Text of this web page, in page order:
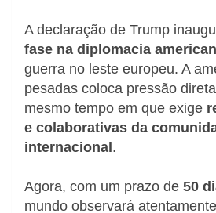
A declaração de Trump
fase na diplomacia
guerra no leste europeu. A
pesadas coloca pressão
mesmo tempo em que exige
e colaborativas da
internacional .
Agora, com um prazo de 50
mundo observará